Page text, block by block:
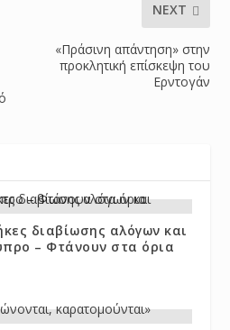
NEXT
«Πράσινη απάντηση» στην
προκλητική επίσκεψη του
Ερντογάν
διαβίωσης αλόγων και
– Φτάνουν στα όρια